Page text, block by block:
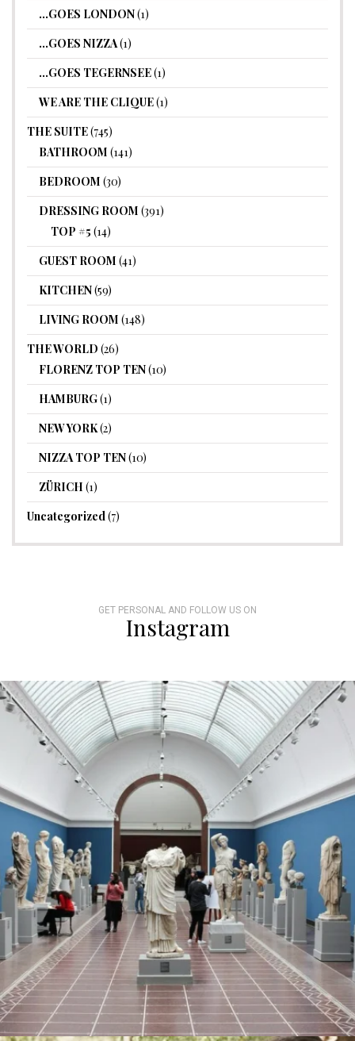
…GOES LONDON(1)
…GOES NIZZA(1)
…GOES TEGERNSEE(1)
WE ARE THE CLIQUE(1)
THE SUITE(745)
BATHROOM (141)
BEDROOM (30)
DRESSING ROOM (391)
TOP #5 (14)
GUEST ROOM (41)
KITCHEN(59)
LIVING ROOM (148)
THE WORLD (26)
FLORENZ TOP TEN(10)
HAMBURG(1)
NEW YORK(2)
NIZZA TOP TEN(10)
ZÜRICH (1)
Uncategorized(7)
GET PERSONAL AND FOLLOW US ON
Instagram